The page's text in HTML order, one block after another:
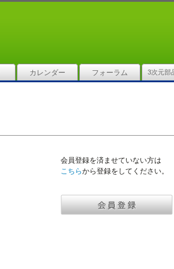
カレンダー フォーラム 3次元部
会員登録を済ませていない方は
こちらから登録をしてください。